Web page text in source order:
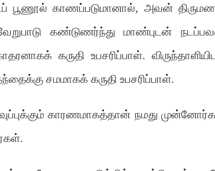
பூணூல் காணப்படுமானால், அவன்
கண்டுணர்ந்து மாண்புடன்
கருதி உபசரிப்பாள்.
சமமாகக் கருதி உபசரிப்பாள்.
காரணமாகத்தான் நமது